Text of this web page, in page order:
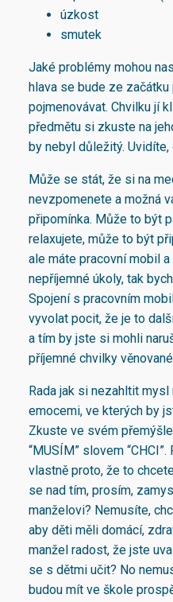
úzkost
smutek
Jaké problémy mohou
hlava se bude ze
pojmenovávat. Chvilku jí
předmětu si zkuste na
by nebyl důležitý.
Může se stát, že si na
nevzpomenete a možná
připomínka. Může to být
relaxujete, může to být
ale máte pracovní mobil
nepříjemné úkoly, tak
Spojení s pracovním
vyvolat pocit, že je to
a tím by jste si mohli
příjemné chvilky
Rada jak si nezahltit
emocemi, ve kterých by
Zkuste ve svém
“MUSÍM” slovem
vlastně proto, že to
se nad tím, prosím,
manželovi? Nemusíte,
aby děti měli domácí,
manžel radost, že jste
se s dětmi učit? No
budou mít ve škole